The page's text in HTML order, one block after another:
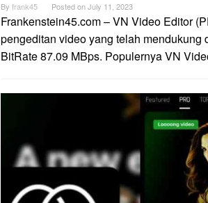
By frank45 Posted onJuly 11, 2023
Frankenstein45.com – VN Video Editor
pengeditan video yang telah
BitRate 87.09 MBps. Populernya VN